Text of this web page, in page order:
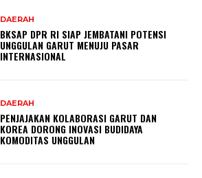
DAERAH
BKSAP DPR RI SIAP JEMBATANI POTENSI
UNGGULAN GARUT MENUJU PASAR
INTERNASIONAL
DAERAH
PENJAJAKAN KOLABORASI GARUT DAN
KOREA DORONG INOVASI BUDIDAYA
KOMODITAS UNGGULAN